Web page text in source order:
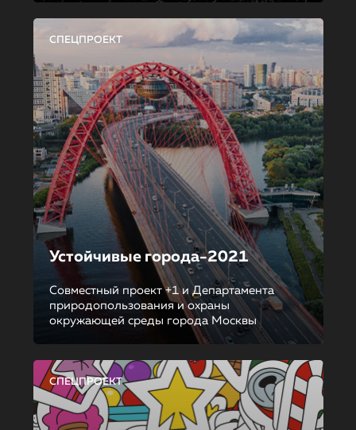
СПЕЦПРОЕКТ
Устойчивые города-2021
Совместный проект +1 и Департамента
природопользования и охраны
окружающей среды города Москвы
СПЕЦПРОЕКТ